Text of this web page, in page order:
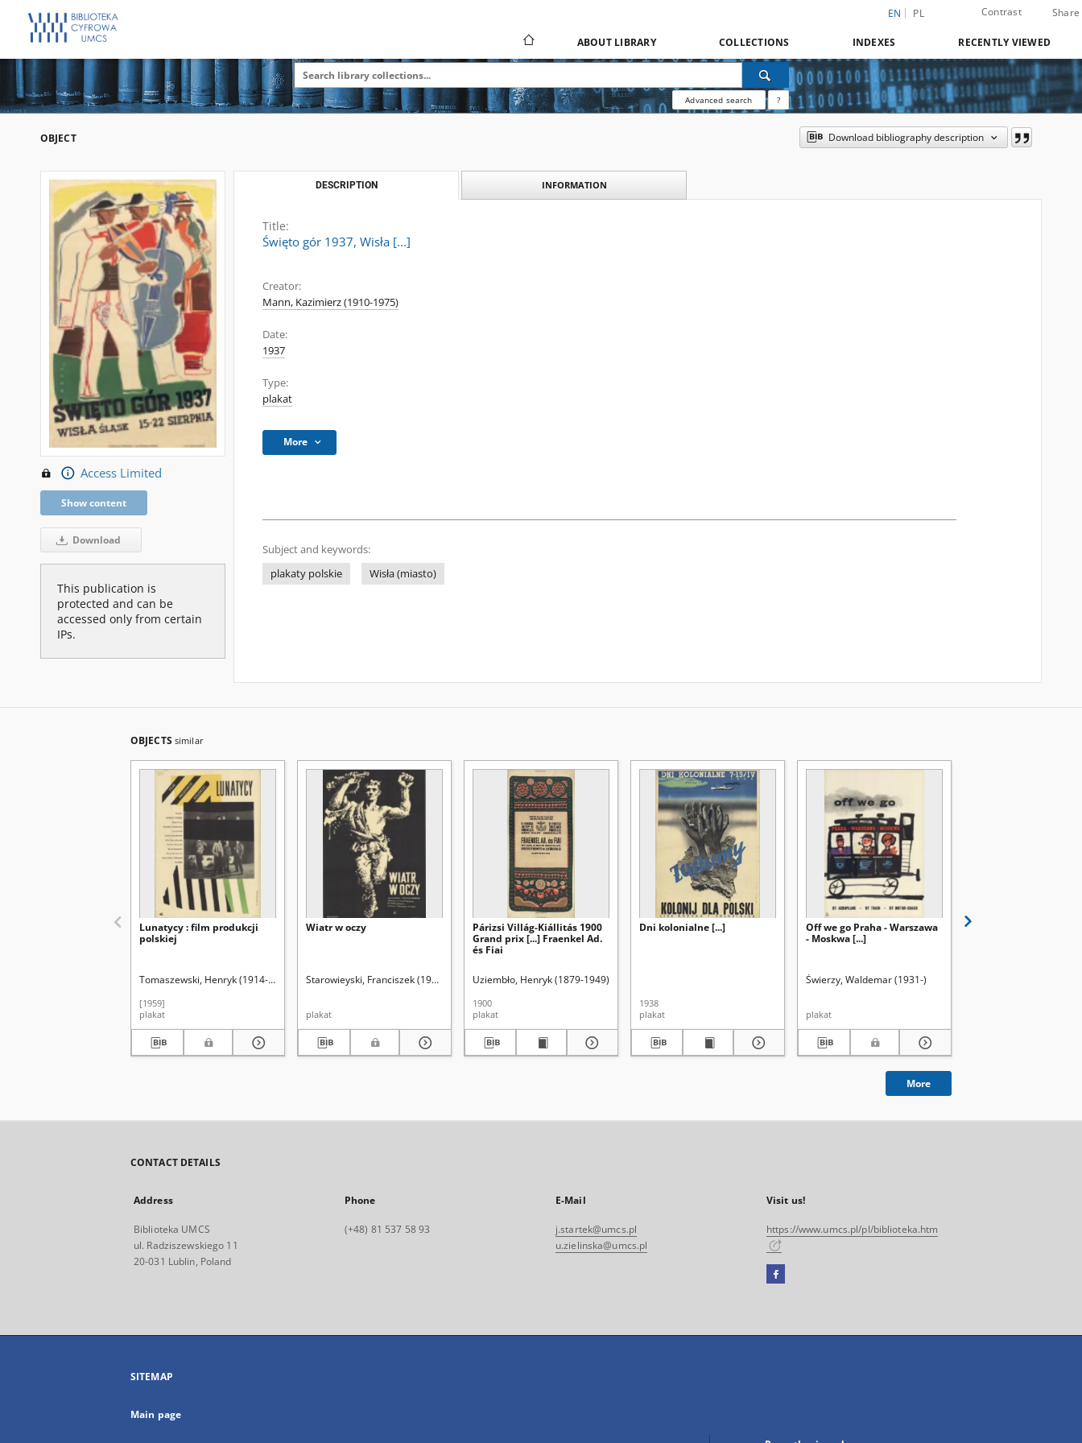
EN PL Contrast Share
ABOUT LIBRARY COLLECTIONS INDEXES RECENTLY VIEWED
Advanced search ?
OBJECT Download bibliography description
Access Limited
Show content
Download
This publication is
protected and can be
accessed only from certain
IPs.
DESCRIPTION INFORMATION
Title:
Święto gór 1937, Wisła [...]
Creator:
Mann, Kazimierz (1910-1975)
Date:
1937
Type:
plakat
More
Subject and keywords:
plakaty polskie
Wisła (miasto)
OBJECTS similar
Lunatycy : film produkcji
polskiej
Tomaszewski, Henryk (1914-2005)
[1959]
plakat
Wiatr w oczy
Starowieyski, Franciszek (1930-)
plakat
Párizsi Villág-Kiállitás 1900
Grand prix [...] Fraenkel Ad.
és Fiai
Uziembło, Henryk (1879-1949)
1900
plakat
Dni kolonialne [...]
1938
plakat
Off we go Praha - Warszawa
- Moskwa [...]
Świerzy, Waldemar (1931-)
plakat
More
CONTACT DETAILS
Address
Biblioteka UMCS
ul. Radziszewskiego 11
20-031 Lublin, Poland
Phone
(+48) 81 537 58 93
E-Mail
j.startek@umcs.pl
u.zielinska@umcs.pl
Visit us!
https://www.umcs.pl/pl/biblioteka.htm
Facebook
open
SITEMAP
Main page